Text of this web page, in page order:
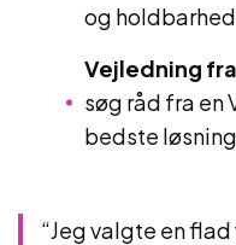
og
Vejledning
søg råd fra en
bedste
“Jeg valgte en